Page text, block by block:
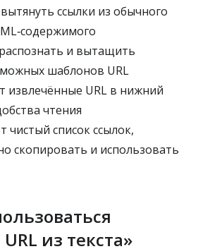
ссылки из обычного
и вытащить
шаблонов URL
извлечённые URL в нижний
чтения
чистый список ссылок,
скопировать и использовать
из текста»